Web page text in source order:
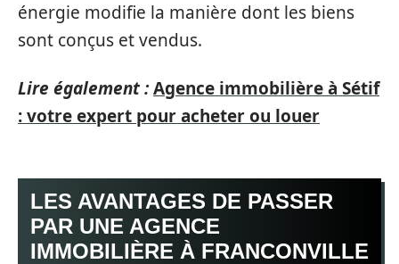
énergie modifie la manière dont les biens
sont conçus et vendus.
Lire également :Agence immobilière à Sétif
: votre expert pour acheter ou louer
LES AVANTAGES DE PASSER
PAR UNE AGENCE
IMMOBILIÈRE À FRANCONVILLE